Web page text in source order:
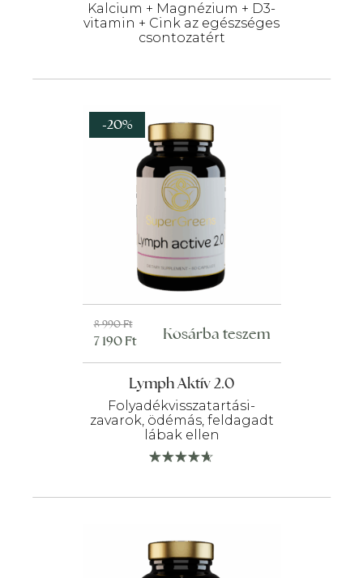
Kalcium + Magnézium + D3-
vitamin + Cink az egészséges
csontozatért
-20%
Lymph Aktív 2.0
Folyadékvisszatartási-
zavarok, ödémás, feldagadt
lábak ellen
8 990Ft
Original
price
was:
990 Ft.
7 190Ft
Current
price
is:
190 Ft.
Kosárba teszem